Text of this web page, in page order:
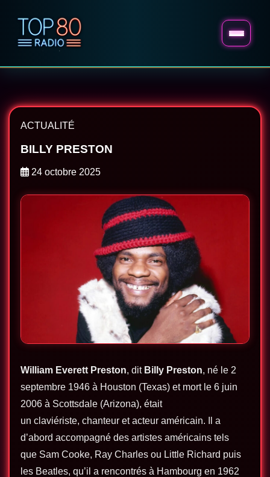
ACTUALITÉ
BILLY PRESTON
24 octobre 2025
William Everett Preston, dit Billy Preston, né le 2
septembre 1946 à Houston (Texas) et mort le 6 juin
2006 à Scottsdale (Arizona), était
un claviériste, chanteur et acteur américain. Il a
d’abord accompagné des artistes américains tels
que Sam Cooke, Ray Charles ou Little Richard puis
les Beatles, qu’il a rencontrés à Hambourg en 1962